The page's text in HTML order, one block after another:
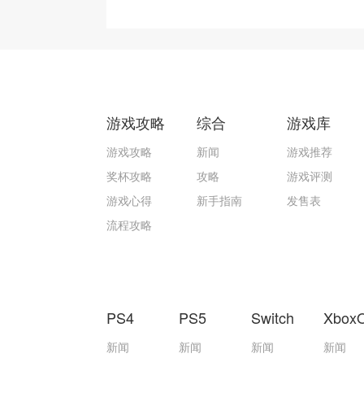
游戏攻略
游戏攻略
奖杯攻略
游戏心得
流程攻略
综合
新闻
攻略
新手指南
游戏库
游戏推荐
游戏评测
发售表
PS4
新闻
PS5
新闻
Switch
新闻 新闻